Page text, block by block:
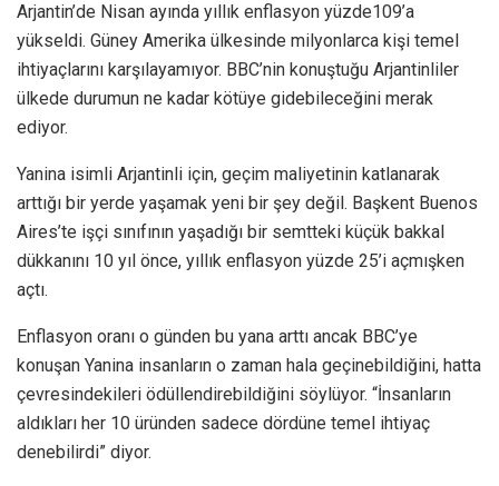
Arjantin’de Nisan ayında yıllık enflasyon yüzde109’a
yükseldi. Güney Amerika ülkesinde milyonlarca kişi temel
ihtiyaçlarını karşılayamıyor. BBC’nin konuştuğu Arjantinliler
ülkede durumun ne kadar kötüye gidebileceğini merak
ediyor.
Yanina isimli Arjantinli için, geçim maliyetinin katlanarak
arttığı bir yerde yaşamak yeni bir şey değil. Başkent Buenos
Aires’te işçi sınıfının yaşadığı bir semtteki küçük bakkal
dükkanını 10 yıl önce, yıllık enflasyon yüzde 25’i açmışken
açtı.
Enflasyon oranı o günden bu yana arttı ancak BBC’ye
konuşan Yanina insanların o zaman hala geçinebildiğini, hatta
çevresindekileri ödüllendirebildiğini söylüyor. “İnsanların
aldıkları her 10 üründen sadece dördüne temel ihtiyaç
denebilirdi” diyor.